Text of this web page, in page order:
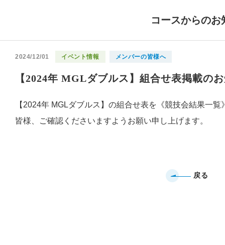
コースからのお
2024/12/01 イベント情報 メンバーの皆様へ
【2024年 MGLダブルス】組合せ表掲載の
【2024年 MGLダブルス】の組合せ表を《競技会結果一
皆様、ご確認くださいますようお願い申し上げます。
戻る